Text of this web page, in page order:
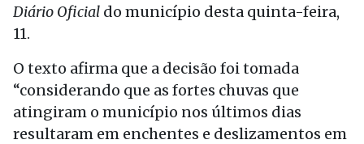
Diário Oficial do município desta quinta-feira,
11.
O texto afirma que a decisão foi tomada
“considerando que as fortes chuvas que
atingiram o município nos últimos dias
resultaram em enchentes e deslizamentos em